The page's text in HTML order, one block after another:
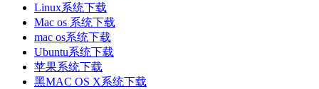
Linux系统下载
Mac os 系统下载
mac os系统下载
Ubuntu系统下载
苹果系统下载
黑MAC OS X系统下载